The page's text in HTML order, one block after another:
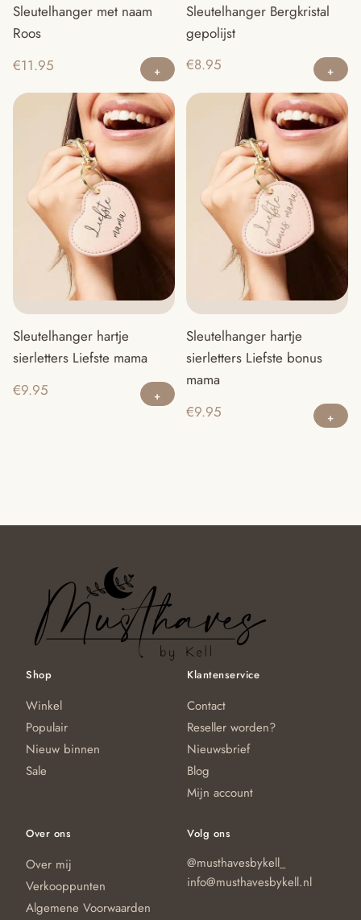
Sleutelhanger met naam
Roos
€11.95
Dit
heeft
meerdere
variaties.
Deze
kan
gekozen
de
productpagina
Sleutelhanger Bergkristal
gepolijst
€8.95
Sleutelhanger hartje
sierletters Liefste mama
€9.95
Sleutelhanger hartje
sierletters Liefste bonus
mama
€9.95
Shop
Winkel
Populair
Nieuw binnen
Sale
Klantenservice
Contact
Reseller worden?
Nieuwsbrief
Blog
Mijn account
Over ons
Over mij
Verkooppunten
Algemene Voorwaarden
Volg ons
@musthavesbykell_
info@musthavesbykell.nl